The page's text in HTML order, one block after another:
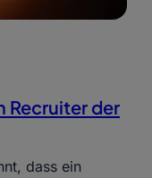
Recruiter der
dass ein